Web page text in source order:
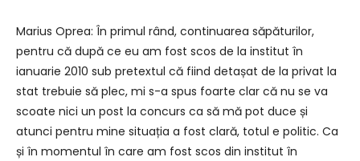
Marius Oprea: În primul rând, continuarea săpăturilor,
pentru că după ce eu am fost scos de la institut în
ianuarie 2010 sub pretextul că fiind detașat de la privat la
stat trebuie să plec, mi s-a spus foarte clar că nu se va
scoate nici un post la concurs ca să mă pot duce și
atunci pentru mine situația a fost clară, totul e politic. Ca
și în momentul în care am fost scos din institut în